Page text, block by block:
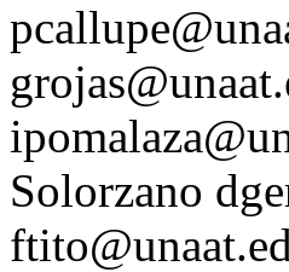
Solorzano